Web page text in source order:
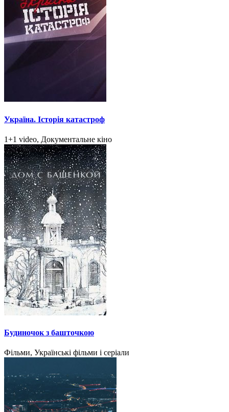
Україна. Історія катастроф
1+1 video, Документальне кіно
Будиночок з башточкою
Фільми, Українські фільми і серіали